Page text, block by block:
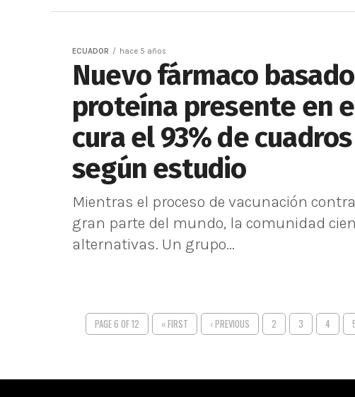
ECUADOR hace 5 años
Nuevo fármaco
proteína presente en
cura el 93% de
según estudio
Mientras el proceso de vacunación
gran parte del mundo, la comunidad
alternativas. Un grupo...
PAGE 6 OF 12 « FIRST ‹ PREVIOUS 2 3 4